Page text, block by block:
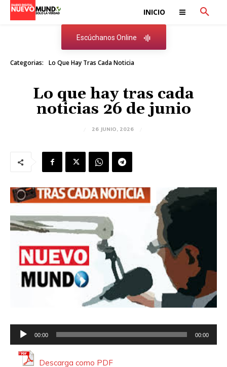
INICIO
Escúchanos Online
Categorias: Lo Que Hay Tras Cada Noticia
Lo que hay tras cada
noticias 26 de junio
26 JUNIO, 2026
e
00:00 00:00
Descarga como PDF